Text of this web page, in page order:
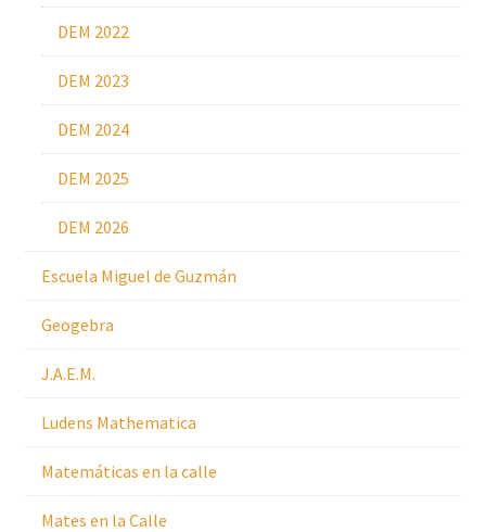
DEM 2022
DEM 2023
DEM 2024
DEM 2025
DEM 2026
Escuela Miguel de Guzmán
Geogebra
J.A.E.M.
Ludens Mathematica
Matemáticas en la calle
Mates en la Calle